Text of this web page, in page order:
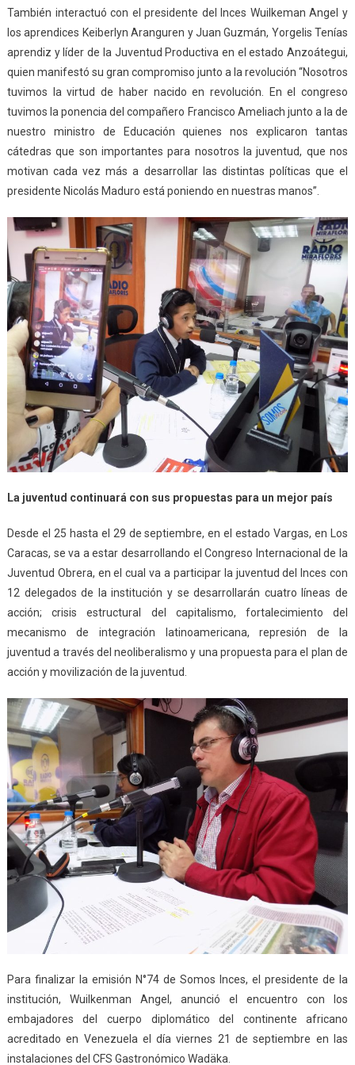
También interactuó con el presidente del Inces Wuilkeman Angel y
los aprendices Keiberlyn Aranguren y Juan Guzmán, Yorgelis Tenías
aprendiz y líder de la Juventud Productiva en el estado Anzoátegui,
quien manifestó su gran compromiso junto a la revolución “Nosotros
tuvimos la virtud de haber nacido en revolución. En el congreso
tuvimos la ponencia del compañero Francisco Ameliach junto a la de
nuestro ministro de Educación quienes nos explicaron tantas
cátedras que son importantes para nosotros la juventud, que nos
motivan cada vez más a desarrollar las distintas políticas que el
presidente Nicolás Maduro está poniendo en nuestras manos”.
La juventud continuará con sus propuestas para un mejor país
Desde el 25 hasta el 29 de septiembre, en el estado Vargas, en Los
Caracas, se va a estar desarrollando el Congreso Internacional de la
Juventud Obrera, en el cual va a participar la juventud del Inces con
12 delegados de la institución y se desarrollarán cuatro líneas de
acción; crisis estructural del capitalismo, fortalecimiento del
mecanismo de integración latinoamericana, represión de la
juventud a través del neoliberalismo y una propuesta para el plan de
acción y movilización de la juventud.
Para finalizar la emisión N°74 de Somos Inces, el presidente de la
institución, Wuilkenman Angel, anunció el encuentro con los
embajadores del cuerpo diplomático del continente africano
acreditado en Venezuela el día viernes 21 de septiembre en las
instalaciones del CFS Gastronómico Wadäka.